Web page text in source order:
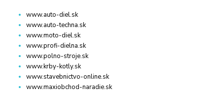
www.auto-diel.sk
www.auto-techna.sk
www.moto-diel.sk
www.profi-dielna.sk
www.polno-stroje.sk
www.krby-kotly.sk
www.stavebnictvo-online.sk
www.maxiobchod-naradie.sk